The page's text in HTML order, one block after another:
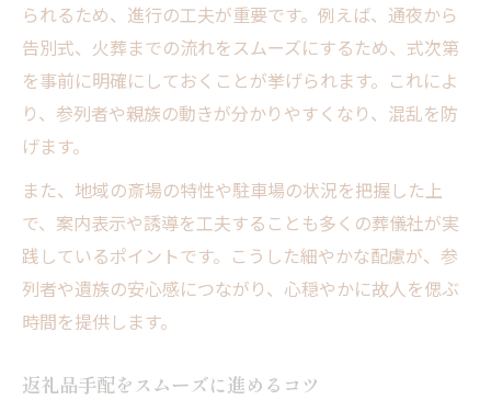
られるため、進行の工夫が重要です。例えば、通夜から
告別式、火葬までの流れをスムーズにするため、式次第
を事前に明確にしておくことが挙げられます。これによ
り、参列者や親族の動きが分かりやすくなり、混乱を防
げます。
また、地域の斎場の特性や駐車場の状況を把握した上
で、案内表示や誘導を工夫することも多くの葬儀社が実
践しているポイントです。こうした細やかな配慮が、参
列者や遺族の安心感につながり、心穏やかに故人を偲ぶ
時間を提供します。
返礼品手配をスムーズに進めるコツ